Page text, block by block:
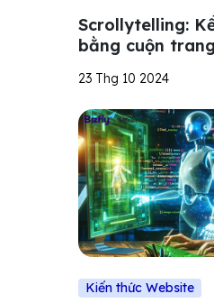
Scrollytelling:
bằng cuộn
không thể bỏ qua
23 Thg 10 2024
Kiến thức Website